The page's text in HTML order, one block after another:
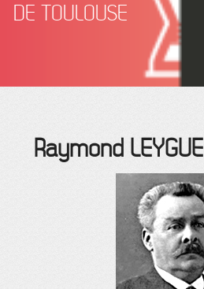
DE TOULOUSE
Raymond LEYGUE